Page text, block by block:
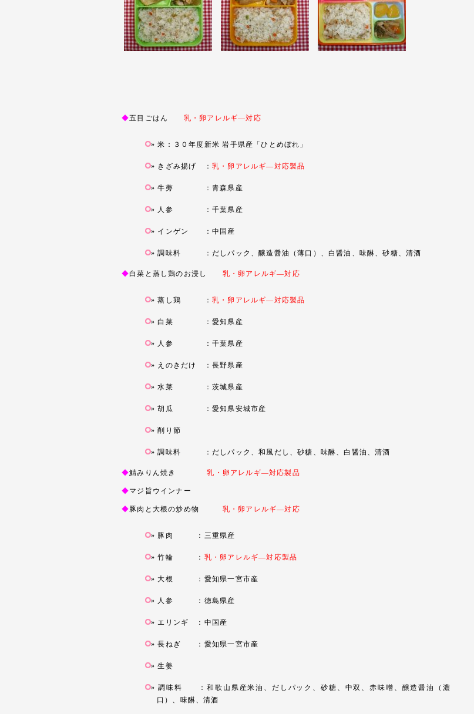
◆五目ごはん 乳・卵アレルギ―対応
米：３０年度新米 岩手県産「ひとめぼれ」
きざみ揚げ ： 乳・卵アレルギ―対応製品
牛蒡 ：青森県産
人参 ：千葉県産
インゲン ：中国産
調味料 ：だしパック、醸造醤油（薄口）、白醤油、味醂、砂糖、清酒
◆白菜と蒸し鶏のお浸し 乳・卵アレルギ―対応
蒸し鶏 ： 乳・卵アレルギ―対応製品
白菜 ：愛知県産
人参 ：千葉県産
えのきだけ ：長野県産
水菜 ：茨城県産
胡瓜 ：愛知県安城市産
削り節
調味料 ：だしパック、和風だし、砂糖、味醂、白醤油、清酒
◆鯖みりん焼き 乳・卵アレルギ―対応製品
◆マジ旨ウインナー
◆豚肉と大根の炒め物 乳・卵アレルギ―対応
豚肉 ：三重県産
竹輪 ： 乳・卵アレルギ―対応製品
大根 ：愛知県一宮市産
人参 ：徳島県産
エリンギ ：中国産
長ねぎ ：愛知県一宮市産
生姜
調味料 ：和歌山県産米油、だしパック、砂糖、中双、赤味噌、醸造醤油（濃
口）、味醂、清酒